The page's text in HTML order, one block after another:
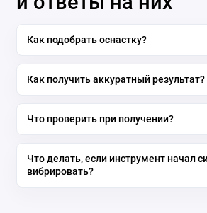
Как подобрать оснастку?
Как получить аккуратный результат?
Что проверить при получении?
Что делать, если инструмент начал
вибрировать?